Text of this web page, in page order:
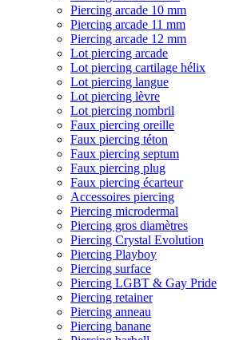
Piercing arcade 10 mm
Piercing arcade 11 mm
Piercing arcade 12 mm
Lot piercing arcade
Lot piercing cartilage hélix
Lot piercing langue
Lot piercing lèvre
Lot piercing nombril
Faux piercing oreille
Faux piercing téton
Faux piercing septum
Faux piercing plug
Faux piercing écarteur
Accessoires piercing
Piercing microdermal
Piercing gros diamètres
Piercing Crystal Evolution
Piercing Playboy
Piercing surface
Piercing LGBT & Gay Pride
Piercing retainer
Piercing anneau
Piercing banane